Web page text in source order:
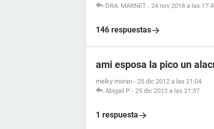
DRA. MARNET - 24 nov 2018 a las
146 respuestas
ami esposa la pico un
melky moran - 25 dic 2012 a las 21:04
Abigail P. - 25 dic 2012 a las 21:37
1 respuesta